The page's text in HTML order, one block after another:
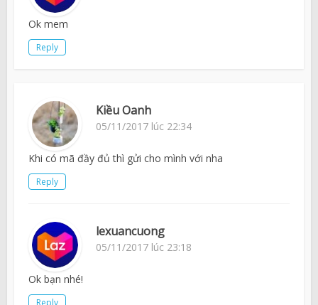
Ok mem
Reply
Kiều Oanh
05/11/2017 lúc 22:34
Khi có mã đầy đủ thì gửi cho mình với nha
Reply
lexuancuong
05/11/2017 lúc 23:18
Ok bạn nhé!